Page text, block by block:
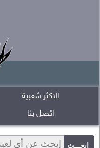
الاكثر شعبية
اتصل بنا